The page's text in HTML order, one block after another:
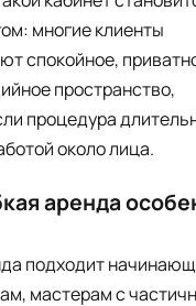
многие клиенты
спокойное,
пространство,
процедура
около лица.
аренда
подходит
мастерам с